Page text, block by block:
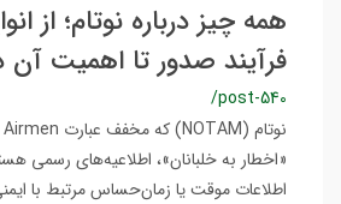
همه چیز درباره نوتام؛ از
فرآیند صدور تا اهمیت آن
/post-540
«اخطار به خلبانان»،‌ اطلاعیه‌های رسمی
اطلاعات موقت یا زمان‌حساس مرتبط با